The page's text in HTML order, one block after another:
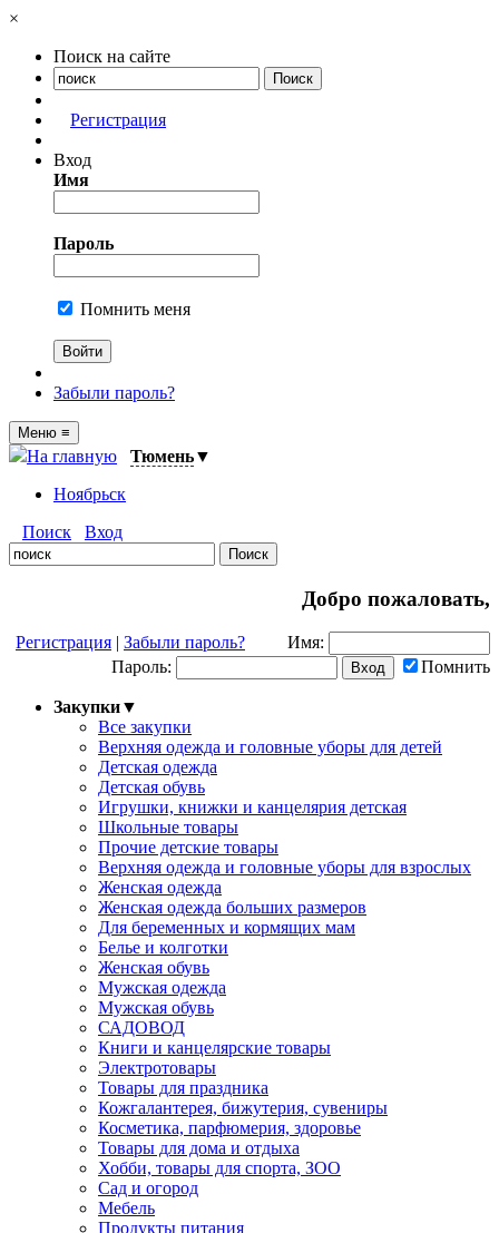
×
Поиск на сайте
Регистрация
Вход
Имя
Пароль
Помнить меня
Забыли пароль?
Меню ≡
На главную Тюмень▼
Ноябрьск
Поиск
Вход
Добро пожаловать,
Регистрация | Забыли пароль?
Имя:
Пароль:
Помнить
Закупки▼
Все закупки
Верхняя одежда и головные уборы для детей
Детская одежда
Детская обувь
Игрушки, книжки и канцелярия детская
Школьные товары
Прочие детские товары
Верхняя одежда и головные уборы для взрослых
Женская одежда
Женская одежда больших размеров
Для беременных и кормящих мам
Белье и колготки
Женская обувь
Мужская одежда
Мужская обувь
САДОВОД
Книги и канцелярские товары
Электротовары
Товары для праздника
Кожгалантерея, бижутерия, сувениры
Косметика, парфюмерия, здоровье
Товары для дома и отдыха
Хобби, товары для спорта, ЗОО
Сад и огород
Мебель
Продукты питания